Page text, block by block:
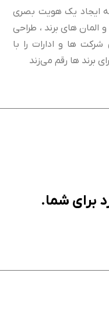
ایجاد یک هویت بصری
المان های برند ، طراحی
ها و ادارات را با
برند ها رقم می‌زند
برای شما.